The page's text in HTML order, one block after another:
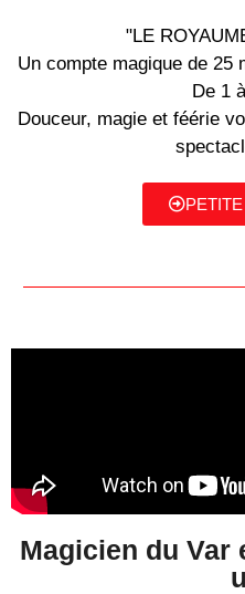
"LE
Un compte magique de 25
De 1
Douceur, magie et féérie
Magicien du Var